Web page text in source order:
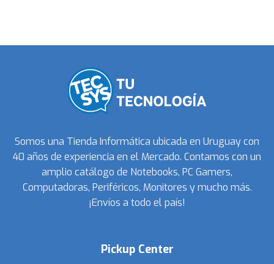
Somos una Tienda Informática ubicada en Uruguay con
40 años de experiencia en el Mercado. Contamos con un
amplio catálogo de Notebooks, PC Gamers,
Computadoras, Periféricos, Monitores y mucho más.
¡Envíos a todo el país!
Pickup Center